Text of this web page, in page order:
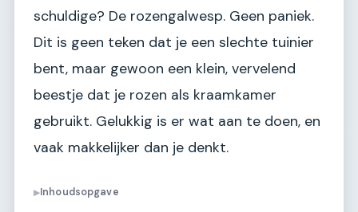
schuldige? De rozengalwesp. Geen paniek.
Dit is geen teken dat je een slechte tuinier
bent, maar gewoon een klein, vervelend
beestje dat je rozen als kraamkamer
gebruikt. Gelukkig is er wat aan te doen, en
vaak makkelijker dan je denkt.
▶Inhoudsopgave